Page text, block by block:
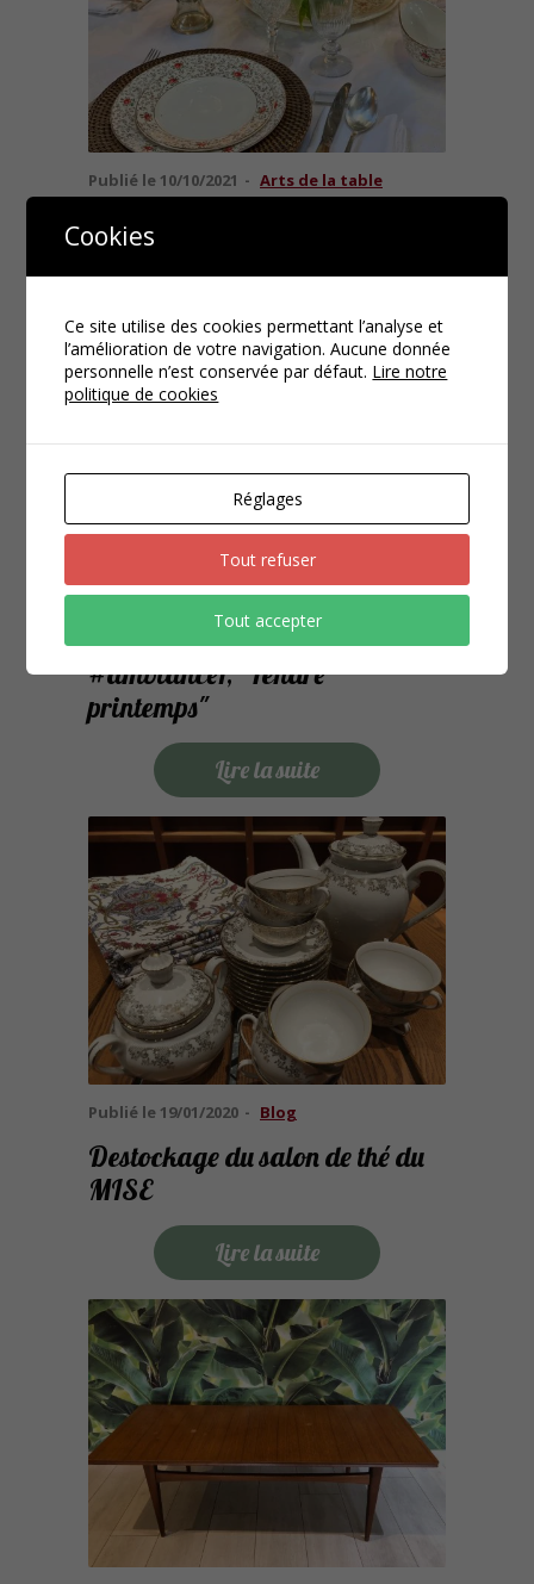
Publié le 10/10/2021 Arts de la table
L'art de la table en 3000 pièces
21/03/2020 Blog
#ambiance1, "Tendre
printemps"
Lire la suite
Publié le 19/01/2020 Blog
Destockage du salon de thé du
MISE
Lire la suite
Cookies
Ce site utilise des cookies permettant l’analyse et
l’amélioration de votre navigation. Aucune donnée
personnelle n’est conservée par défaut. Lire notre
politique de cookies
Réglages
Tout refuser
Tout accepter